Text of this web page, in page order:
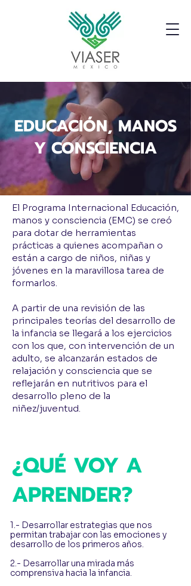
EDUCACIÓN, MANOS
Y CONSCIENCIA
El Programa Internacional Educación,
manos y consciencia (EMC) se creó
para dotar de herramientas
prácticas a quienes acompañan o
están a cargo de niños, niñas y
jóvenes en la maravillosa tarea de
formarlos.
A partir de una revisión de las
principales teorías del desarrollo de
la infancia se llegará a los ejercicios
con los que, con intervención de un
adulto, se alcanzarán estados de
relajación y consciencia que se
reflejarán en nutritivos para el
desarrollo pleno de la
niñez/juventud.
¿QUÉ VOY A
APRENDER?
1.- Desarrollar estrategias que nos
permitan trabajar con las emociones y
desarrollo de los primeros años.
2.- Desarrollar una mirada más
comprensiva hacia la infancia.